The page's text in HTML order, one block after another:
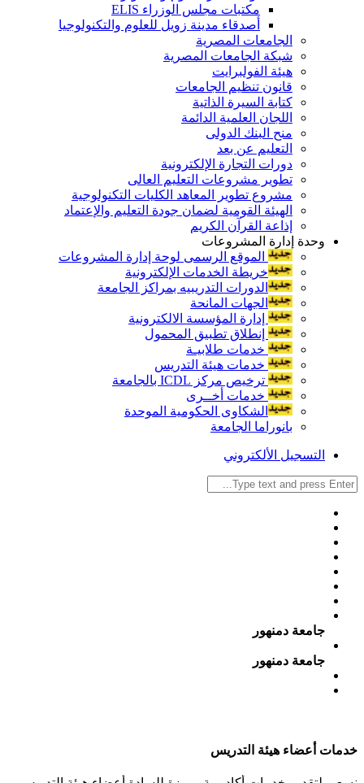
مكتبات مجلس الوزراء ELIS
أصدقاء مدينة زويل للعلوم والتكنولوجيا
الجامعات المصرية
شبكة الجامعات المصرية
هيئة الفولبرايت
قانون تنظيم الجامعات
كتابة السيرة الذاتية
اللجان العلمية الدائمة
منح البنك الدولى
التعليم عن بعد
دورات التجارة الإلكترونية
تطوير مشروعات التعليم العالى
مشروع تطوير المعاهد الكليات التكنولوجية
الهيئة القومية لضمان جودة التعليم والإعتماد
إذاعة القرآن الكريم
وحدة إدارة المشروعات
الموقع الرسمى لوحة إدارة المشروعات
خريطة الخدمات الإلكترونية
الدورات التدريبيه بمراكز الجامعة
الجهات المانحة
إدارة المؤسسة الالكترونية
إنطلاق تطبيق المحمول
خدمات طلابيـة
خدمات هيئة التدريس
ترخيص مركز ICDL بالجامعة
خدمات أخــرى
الشكاوى الحكومية الموحدة
بانوراما الجامعة
التسجيل الألكتروني
جامعة دمنهور
جامعة دمنهور
خدمات أعضاء هيئة التدريس